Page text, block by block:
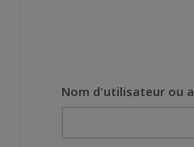
Nom d'utilisateur ou